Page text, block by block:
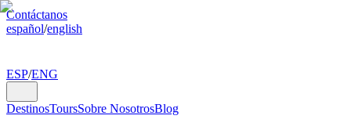
Contáctanos
español/english
ESP/ENG
DestinosToursSobre NosotrosBlog